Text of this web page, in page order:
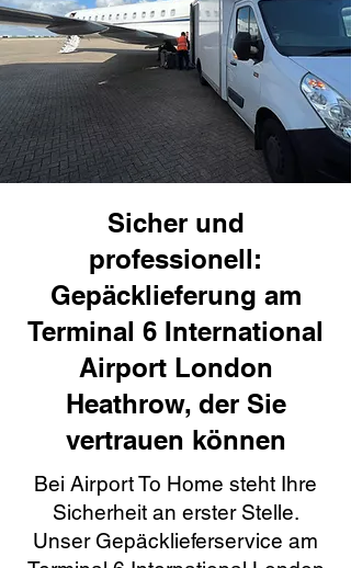
Sicher und
professionell:
Gepäcklieferung am
Terminal 6 International
Airport London
Heathrow, der Sie
vertrauen können
Bei Airport To Home steht Ihre
Sicherheit an erster Stelle.
Unser Gepäcklieferservice am